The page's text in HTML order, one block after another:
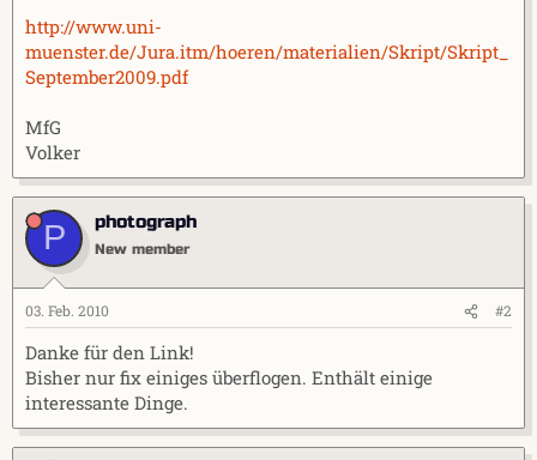
http://www.uni-
muenster.de/Jura.itm/hoeren/materialien/Skript/Skript_
September2009.pdf
MfG
Volker
P photograph
New member
03. Feb. 2010 #2
Danke für den Link!
Bisher nur fix einiges überflogen. Enthält einige
interessante Dinge.